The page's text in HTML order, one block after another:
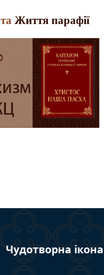
та Життя парафії
Чудотворна ікона